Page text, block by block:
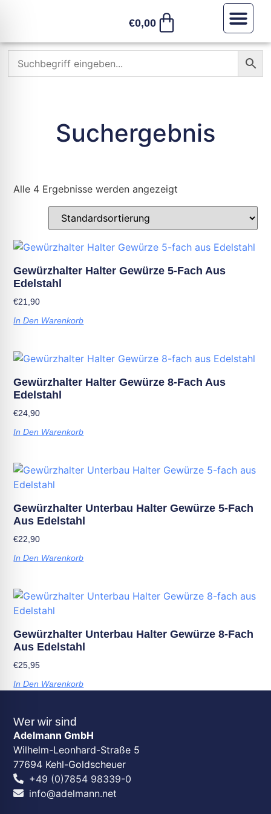
€0,00
Suchergebnis
Alle 4 Ergebnisse werden angezeigt
Gewürzhalter Halter Gewürze 5-Fach Aus
Edelstahl
€21,90
In Den Warenkorb
Gewürzhalter Halter Gewürze 8-Fach Aus
Edelstahl
€24,90
In Den Warenkorb
Gewürzhalter Unterbau Halter Gewürze 5-Fach
Aus Edelstahl
€22,90
In Den Warenkorb
Gewürzhalter Unterbau Halter Gewürze 8-Fach
Aus Edelstahl
€25,95
In Den Warenkorb
Wer wir sind
Adelmann GmbH
Wilhelm-Leonhard-Straße 5
77694 Kehl-Goldscheuer
+49 (0)7854 98339-0
info@adelmann.net